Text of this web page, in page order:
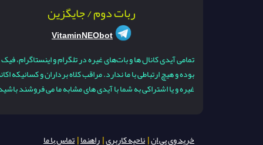
ربات دوم / جایگزین
VitaminNEObot
تمامی آیدی کانال ها و بات‌های غیره در تلگرام و اینستاگرام، فیک
بوده و هیچ ارتباطی با ما ندارد. مراقب کلاه برداران و کسانیکه
غیره و یا اشتراکی به شما با آیدی های مشابه ما می فروشند
خرید وی پی ان|ناحیه کاربری|راهنما|تماس با ما